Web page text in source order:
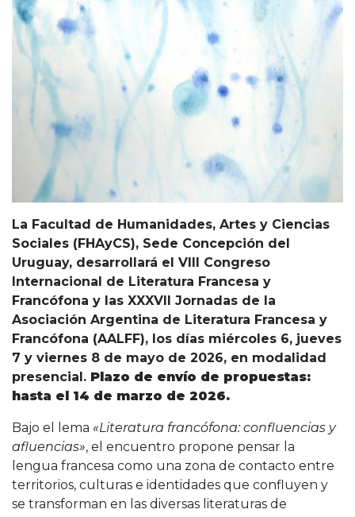
La Facultad de Humanidades, Artes y Ciencias
Sociales (FHAyCS), Sede Concepción del
Uruguay, desarrollará el VIII Congreso
Internacional de Literatura Francesa y
Francófona y las XXXVII Jornadas de la
Asociación Argentina de Literatura Francesa y
Francófona (AALFF), los días miércoles 6, jueves
7 y viernes 8 de mayo de 2026, en modalidad
presencial. Plazo de envío de propuestas:
hasta el 14 de marzo de 2026.
Bajo el lema «Literatura francófona: confluencias y
afluencias», el encuentro propone pensar la
lengua francesa como una zona de contacto entre
territorios, culturas e identidades que confluyen y
se transforman en las diversas literaturas de